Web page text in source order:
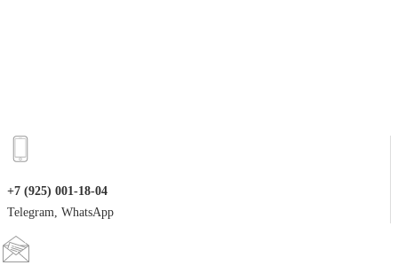
+7 (925) 001-18-04
Telegram, WhatsApp